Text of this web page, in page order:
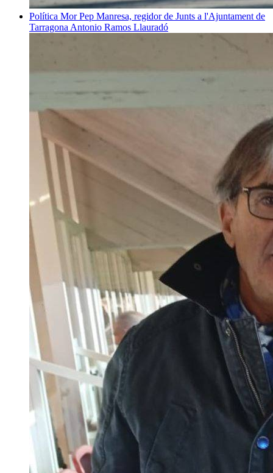
Política Mor Pep Manresa, regidor de Junts a l'Ajuntament de
Tarragona Antonio Ramos Llauradó